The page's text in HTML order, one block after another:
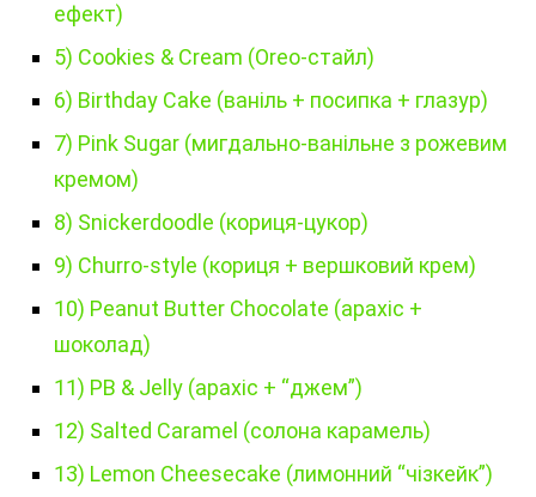
ефект)
5) Cookies & Cream (Oreo-стайл)
6) Birthday Cake (ваніль + посипка + глазур)
7) Pink Sugar (мигдально-ванільне з рожевим
кремом)
8) Snickerdoodle (кориця-цукор)
9) Churro-style (кориця + вершковий крем)
10) Peanut Butter Chocolate (арахіс +
шоколад)
11) PB & Jelly (арахіс + “джем”)
12) Salted Caramel (солона карамель)
13) Lemon Cheesecake (лимонний “чізкейк”)